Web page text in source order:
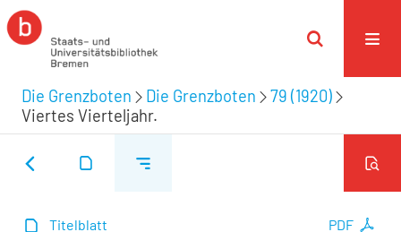
Die Grenzboten Die Grenzboten
79 (1920)
Viertes Vierteljahr.
PDF
Titelblatt